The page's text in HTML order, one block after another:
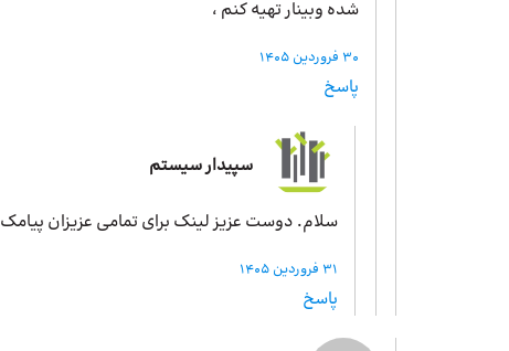
شده وبینار تهیه کنم ،
30 فروردین 1405
پاسخ
سپیدار سیستم
سلام. دوست عزیز لینک برای تمامی عزیزان
31 فروردین 1405
پاسخ